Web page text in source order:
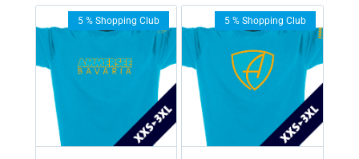
5 % Shopping Club 5 % Shopping Club